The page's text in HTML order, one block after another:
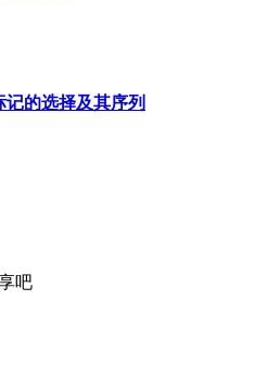
的选择及其序列
吧